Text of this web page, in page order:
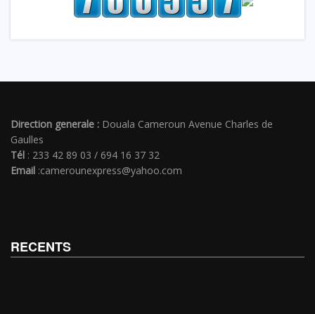
Direction generale : Douala Cameroun Avenue Charles de
Gaulles
Tél : 233 42 89 03 / 694 16 37 32
Email :camerounexpress@yahoo.com
RECENTS